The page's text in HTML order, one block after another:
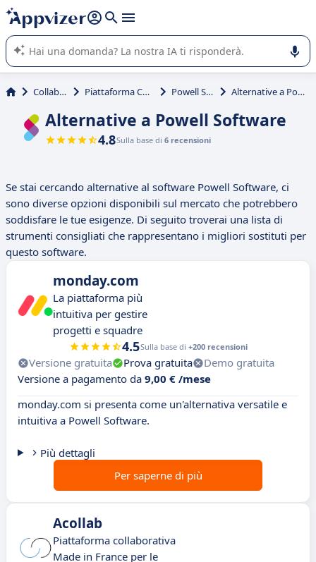
righe con
shift + enter
L'IA di Appvizer vi guida nell'utilizzo o nella scelta di un
software SaaS per la vostra azienda.
Collaborativi Piattaforma Collaborativa Powell Software Alternative a Powell Software
Alternative a Powell Software
4.8Sulla base di 6 recensioni
Se stai cercando alternative al software Powell Software, ci
sono diverse opzioni disponibili sul mercato che potrebbero
soddisfare le tue esigenze. Di seguito troverai una lista di
strumenti consigliati che rappresentano i migliori sostituti per
questo software.
monday.com
La piattaforma più
intuitiva per gestire
progetti e squadre
4.5Sulla base di +200 recensioni
Versione gratuita Prova gratuita
Demo gratuita
Versione a pagamento da 9,00 € /mese
monday.com si presenta come un'alternativa versatile e
intuitiva a Powell Software.
Più dettagli
Per saperne di più
Acollab
Piattaforma collaborativa
Made in France per le